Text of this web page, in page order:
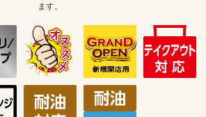
ます。